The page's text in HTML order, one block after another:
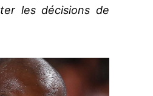
les décisions de